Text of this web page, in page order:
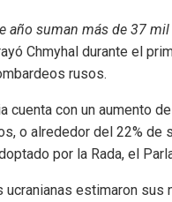
año suman más de 37
Chmyhal durante el
rusos.
cuenta con un aumento
o alrededor del 22%
por la Rada, el
ucranianas estimaron